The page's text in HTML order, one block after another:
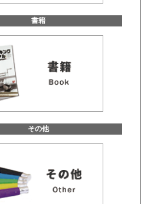
書籍
その他